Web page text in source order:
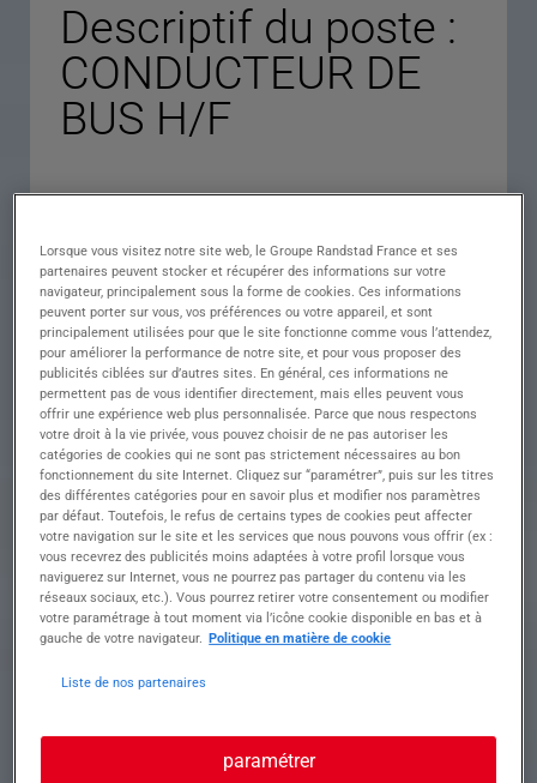
Descriptif du poste :
CONDUCTEUR DE
BUS H/F
Conducteur de Bus H/F ?
Joignez une équipe dynamique pour transporter
efficacement des passagers tout en assurant leur
confort et leur sécurité.
• Conduire des bus sur des lignes urbaines avec
professionnalisme et courtoisie.
• Accueillir chaleureusement les passagers et leur
fournir les informations nécessaires.
• Assurer la sécurité des usagers à bord et veiller
aux bonnes pratiques routières.
• Respecter rigoureusement les horaires et
itinéraires définis pour un service ponctuel.
• Contrôler les titres de transport et signaler toute
anomalie ou incident éventuel.
Profil recherché
Formation et expérience Nous recherchons un(e)
Lorsque vous visitez notre site web, le Groupe Randstad France et ses
partenaires peuvent stocker et récupérer des informations sur votre
navigateur, principalement sous la forme de cookies. Ces informations
peuvent porter sur vous, vos préférences ou votre appareil, et sont
principalement utilisées pour que le site fonctionne comme vous l’attendez,
pour améliorer la performance de notre site, et pour vous proposer des
publicités ciblées sur d’autres sites. En général, ces informations ne
permettent pas de vous identifier directement, mais elles peuvent vous
offrir une expérience web plus personnalisée. Parce que nous respectons
votre droit à la vie privée, vous pouvez choisir de ne pas autoriser les
catégories de cookies qui ne sont pas strictement nécessaires au bon
fonctionnement du site Internet. Cliquez sur “paramétrer”, puis sur les titres
des différentes catégories pour en savoir plus et modifier nos paramètres
par défaut. Toutefois, le refus de certains types de cookies peut affecter
votre navigation sur le site et les services que nous pouvons vous offrir (ex :
vous recevrez des publicités moins adaptées à votre profil lorsque vous
naviguerez sur Internet, vous ne pourrez pas partager du contenu via les
réseaux sociaux, etc.). Vous pourrez retirer votre consentement ou modifier
votre paramétrage à tout moment via l’icône cookie disponible en bas et à
gauche de votre navigateur. Politique en matière de cookie
Liste de nos partenaires
paramétrer